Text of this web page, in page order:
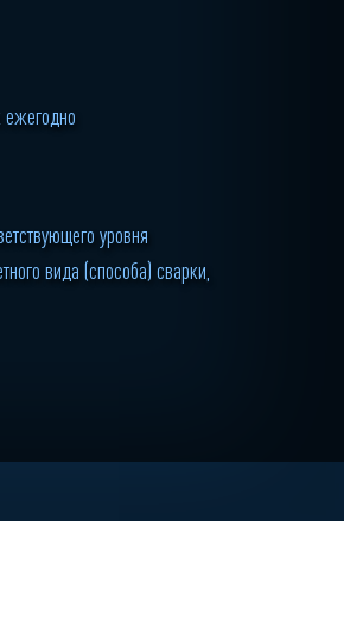
ежегодно
уровня
вида (способа) сварки,